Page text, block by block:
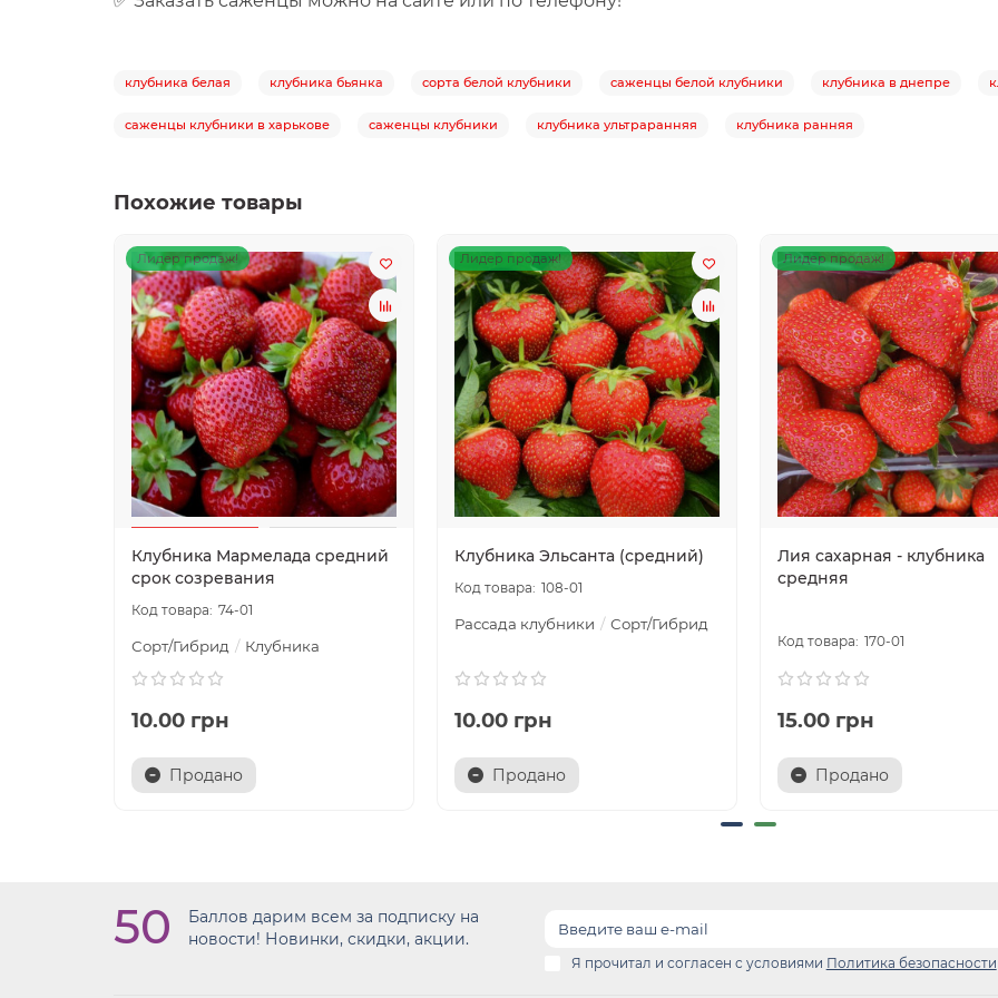
клубника белая клубника бьянка сорта белой клубники саженцы белой клубники клубника в днепре
саженцы клубники в харькове саженцы клубники клубника ультраранняя клубника ранняя
Похожие товары
Лидер продаж!
Клубника Мармелада средний
срок созревания
74-01
Сорт/Гибрид Клубника
10.00 грн
Продано
Лидер продаж!
Клубника Эльсанта (средний)
108-01
Рассада клубники Сорт/Гибрид
10.00 грн
Продано
Лидер продаж!
Лия сахарная - клубника
средняя
170-01
15.00 грн
Продано
50
Баллов дарим всем за подписку на
новости! Новинки, скидки, акции.
Я прочитал и согласен с условиями Политика безопасности